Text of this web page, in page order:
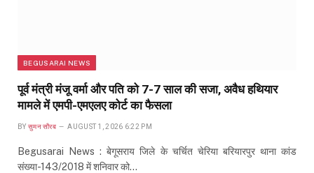
BEGUSARAI NEWS
पूर्व मंत्री मंजू वर्मा और पति को 7-7 साल की सजा, अवैध हथियार
मामले में एमपी-एमएलए कोर्ट का फैसला
BY सुमन सौरब AUGUST 1, 2026 6:22 PM
Begusarai News : बेगूसराय जिले के चर्चित चेरिया बरियारपुर थाना कांड
संख्या-143/2018 में शनिवार को…